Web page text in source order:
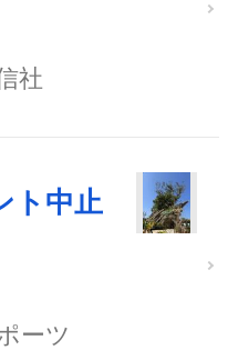
社
ト中止
ーツ